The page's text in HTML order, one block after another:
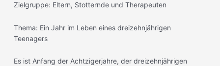
Zielgruppe: Eltern, Stotternde und Therapeuten
Thema: Ein Jahr im Leben eines dreizehnjährigen
Teenagers
Es ist Anfang der Achtzigerjahre, der dreizehnjährigen